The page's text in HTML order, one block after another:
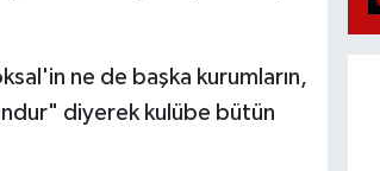
ne de başka kurumların,
diyerek kulübe bütün